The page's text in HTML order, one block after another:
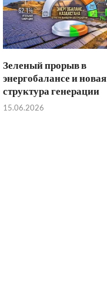
Зеленый прорыв в
энергобалансе и новая
структура генерации
15.06.2026